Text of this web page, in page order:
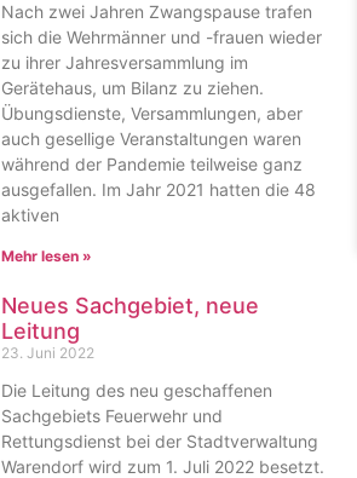
Nach zwei Jahren Zwangspause trafen
sich die Wehrmänner und -frauen wieder
zu ihrer Jahresversammlung im
Gerätehaus, um Bilanz zu ziehen.
Übungsdienste, Versammlungen, aber
auch gesellige Veranstaltungen waren
während der Pandemie teilweise ganz
ausgefallen. Im Jahr 2021 hatten die 48
aktiven
Mehr lesen »
Neues Sachgebiet, neue
Leitung
23. Juni 2022
Die Leitung des neu geschaffenen
Sachgebiets Feuerwehr und
Rettungsdienst bei der Stadtverwaltung
Warendorf wird zum 1. Juli 2022 besetzt.